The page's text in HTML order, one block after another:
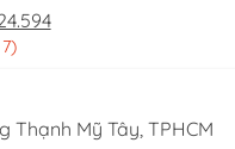
Thạnh Mỹ Tây, TPHCM